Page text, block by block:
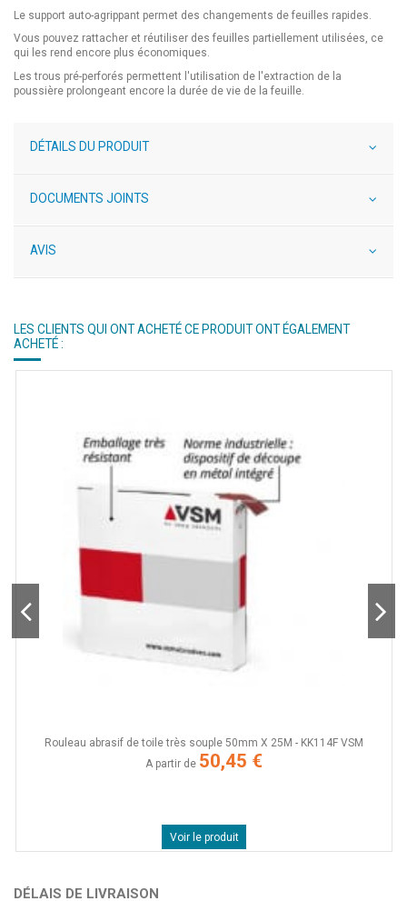
Le support auto-agrippant permet des changements de feuilles rapides.
Vous pouvez rattacher et réutiliser des feuilles partiellement utilisées, ce
qui les rend encore plus économiques.
Les trous pré-perforés permettent l'utilisation de l'extraction de la
poussière prolongeant encore la durée de vie de la feuille.
DÉTAILS DU PRODUIT
DOCUMENTS JOINTS
AVIS
LES CLIENTS QUI ONT ACHETÉ CE PRODUIT ONT ÉGALEMENT
ACHETÉ :
Rouleau abrasif de toile très souple 50mm X 25M - KK114F VSM
A partir de 50,45 €
Voir le produit
DÉLAIS DE LIVRAISON